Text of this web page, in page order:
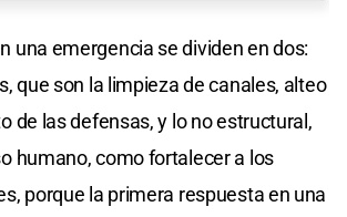
una emergencia se dividen en dos:
que son la limpieza de canales, alteo
de las defensas, y lo no estructural,
humano, como fortalecer a los
porque la primera respuesta en una